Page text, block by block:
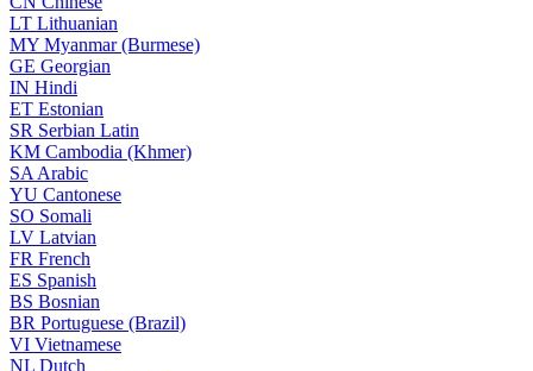
LT Lithuanian
MY Myanmar (Burmese)
GE Georgian
IN Hindi
ET Estonian
SR Serbian Latin
KM Cambodia (Khmer)
SA Arabic
YU Cantonese
SO Somali
LV Latvian
FR French
ES Spanish
BS Bosnian
BR Portuguese (Brazil)
VI Vietnamese
NL Dutch